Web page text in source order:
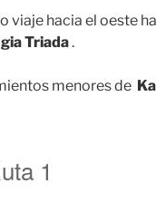
viaje hacia el oeste
Triada.
menores de
1